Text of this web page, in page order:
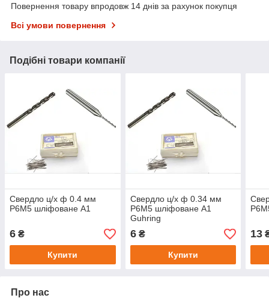
Повернення товару впродовж 14 днів за рахунок покупця
Всі умови повернення
Подібні товари компанії
Свердло ц/х ф 0.4 мм
Р6М5 шліфоване А1
6 ₴
Купити
Свердло ц/х ф 0.34 мм
Р6М5 шліфоване А1
Guhring
6₴
Купити
13
Про нас